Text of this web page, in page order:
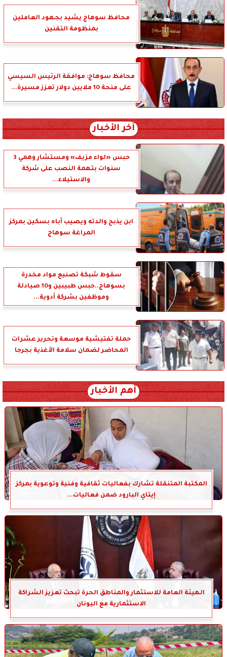
محافظ سوهاج يشيد بجهود العاملين
بمنظومة التقنين
محافظ سوهاج: موافقة الرئيس السيسي
على منحة 10 ملايين دولار تعزز مسيرة...
آخر الأخبار
حبس «لواء مزيف» ومستشار وهمي 3
سنوات بتهمة النصب على شركة
والاستيلاء...
ابن يذبح والدته ويصيب أباه بسكين بمركز
المراغة سوهاج
سقوط شبكة تصنيع مواد مخدرة
بسوهاج..حبس طبيبين و10 صيادلة
وموظفين بشركة أدوية...
حملة تفتيشية موسعة وتحرير عشرات
المحاضر لضمان سلامة الأغذية بجرجا
أهم الأخبار
المكتبة المتنقلة تشارك بفعاليات ثقافية وفنية وتوعوية بمركز
إيتاي البارود ضمن فعاليات...
الهيئة العامة للاستثمار والمناطق الحرة تبحث تعزيز الشراكة
الاستثمارية مع اليونان